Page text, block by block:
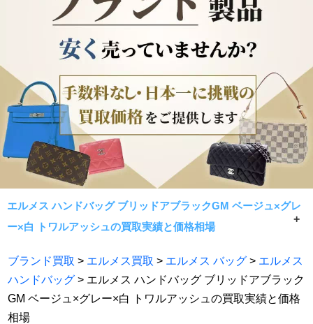
エルメス ハンドバッグ ブリッドアブラックGM ベージュ×グレ
ー×白 トワルアッシュの買取実績と価格相場
エルメス ハンドバッグ ブリッドアブラックGM ベージュ×
グレー×白 トワルアッシュの買取実績と価格相場です。
常に相場限界で手数料無料買取！七福神がエルメス製品で
あれば何でもお買取致します。
ブランド買取 > エルメス買取 > エルメス バッグ > エルメス
ハンドバッグ > エルメス ハンドバッグ ブリッドアブラック
GM ベージュ×グレー×白 トワルアッシュの買取実績と価格
相場